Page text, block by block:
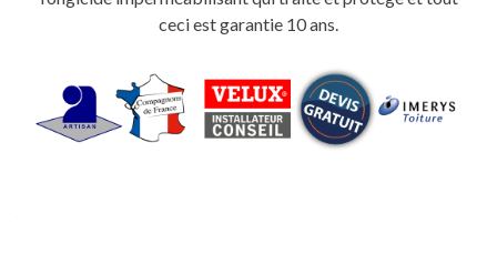
ceci est garantie 10 ans.